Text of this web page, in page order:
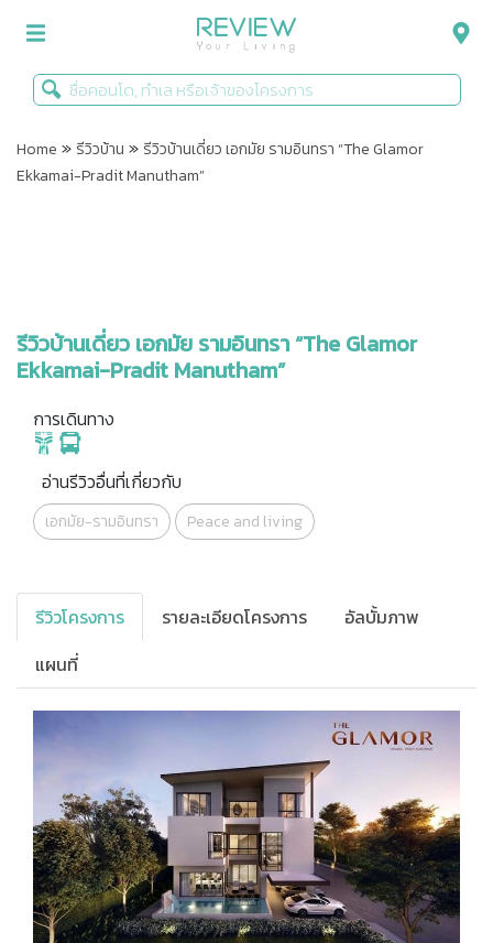
รีวิวคอนโด
Infographic
ข่าวโปรโมชั่น
Home » รีวิวบ้าน » รีวิวบ้านเดี่ยว เอกมัย รามอินทรา “The Glamor
Ekkamai-Pradit Manutham”
รีวิวบ้านเดี่ยว เอกมัย รามอินทรา “The Glamor
Ekkamai-Pradit Manutham”
การเดินทาง
อ่านรีวิวอื่นที่เกี่ยวกับ
เอกมัย-รามอินทรา Peace and living
รีวิวโครงการ รายละเอียดโครงการ
อัลบั้มภาพ
แผนที่